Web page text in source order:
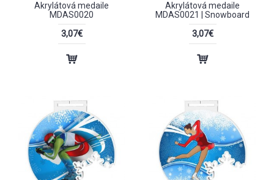
Akrylátová medaile
MDAS0020
3,07€
Akrylátová medaile
MDAS0021 | Snowboard
3,07€